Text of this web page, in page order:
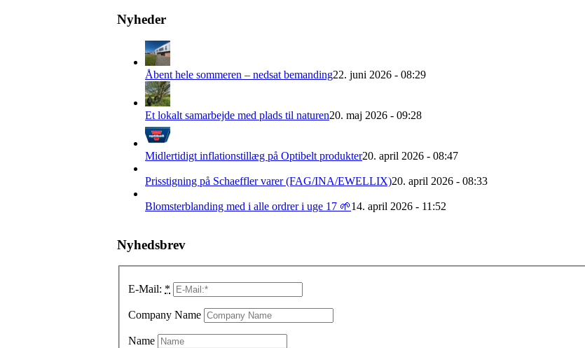
Nyheder
Åbent hele sommeren – nedsat bemanding22. juni 2026 - 08:29
Et lokalt samarbejde med plads til naturen20. maj 2026 - 09:28
Midlertidigt inflationstillæg på Optibelt produkter20. april 2026 - 08:47
Prisstigning på Schaeffler varer (FAG/INA/EWELLIX)20. april 2026 - 08:33
Blomsterblanding med i alle ordrer i uge 17 🌱14. april 2026 - 11:52
Nyhedsbrev
E-Mail: *
Company Name
Name